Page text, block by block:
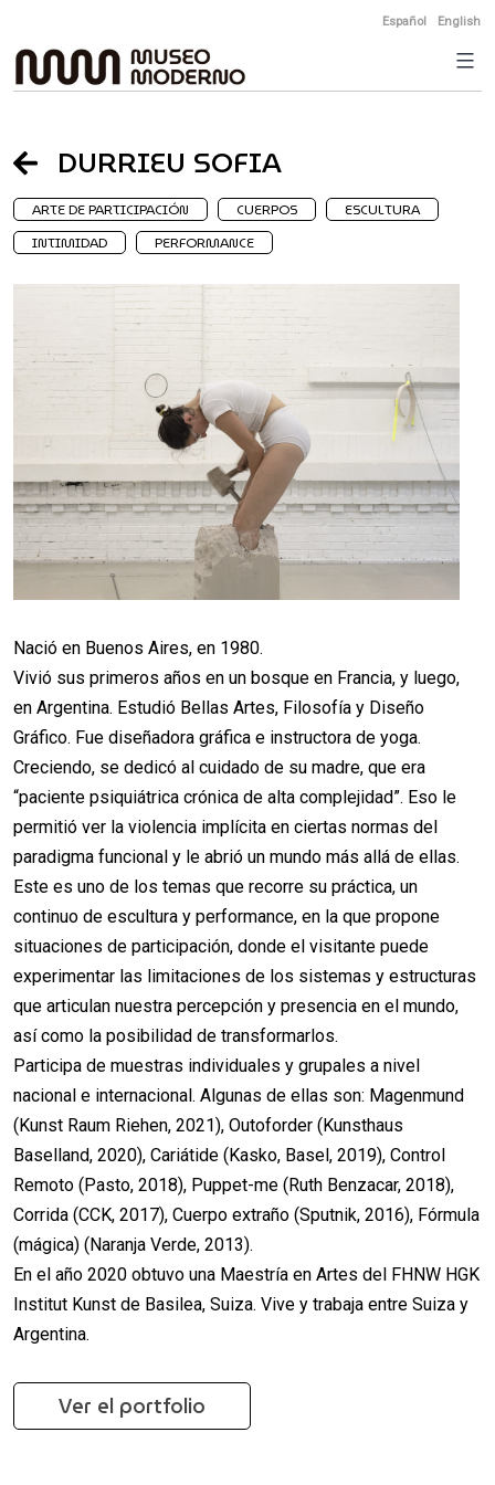
to
content
Español English
DURRIEU SOFIA
ARTE DE PARTICIPACIÓN CUERPOS
ESCULTURA
INTIMIDAD
PERFORMANCE
Nació en Buenos Aires, en 1980.
Vivió sus primeros años en un bosque en Francia, y luego,
en Argentina. Estudió Bellas Artes, Filosofía y Diseño
Gráfico. Fue diseñadora gráfica e instructora de yoga.
Creciendo, se dedicó al cuidado de su madre, que era
“paciente psiquiátrica crónica de alta complejidad”. Eso le
permitió ver la violencia implícita en ciertas normas del
paradigma funcional y le abrió un mundo más allá de ellas.
Este es uno de los temas que recorre su práctica, un
continuo de escultura y performance, en la que propone
situaciones de participación, donde el visitante puede
experimentar las limitaciones de los sistemas y estructuras
que articulan nuestra percepción y presencia en el mundo,
así como la posibilidad de transformarlos.
Participa de muestras individuales y grupales a nivel
nacional e internacional. Algunas de ellas son: Magenmund
(Kunst Raum Riehen, 2021), Outoforder (Kunsthaus
Baselland, 2020), Cariátide (Kasko, Basel, 2019), Control
Remoto (Pasto, 2018), Puppet-me (Ruth Benzacar, 2018),
Corrida (CCK, 2017), Cuerpo extraño (Sputnik, 2016), Fórmula
(mágica) (Naranja Verde, 2013).
En el año 2020 obtuvo una Maestría en Artes del FHNW HGK
Institut Kunst de Basilea, Suiza. Vive y trabaja entre Suiza y
Argentina.
Ver el portfolio